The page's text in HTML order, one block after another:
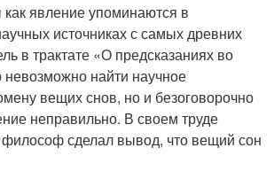
явление упоминаются в
источниках с самых древних
в трактате «О предсказаниях во
невозможно найти научное
вещих снов, но и безоговорочно
неправильно. В своем труде
философ сделал вывод, что вещий сон